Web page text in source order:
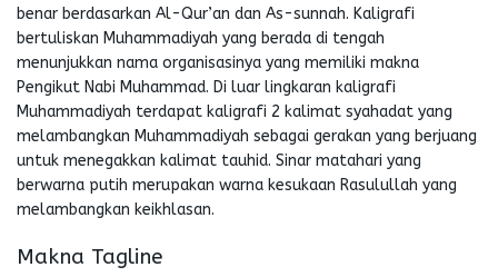
benar berdasarkan Al-Qur’an dan As-sunnah. Kaligrafi
bertuliskan Muhammadiyah yang berada di tengah
menunjukkan nama organisasinya yang memiliki makna
Pengikut Nabi Muhammad. Di luar lingkaran kaligrafi
Muhammadiyah terdapat kaligrafi 2 kalimat syahadat yang
melambangkan Muhammadiyah sebagai gerakan yang berjuang
untuk menegakkan kalimat tauhid. Sinar matahari yang
berwarna putih merupakan warna kesukaan Rasulullah yang
melambangkan keikhlasan.
Makna Tagline